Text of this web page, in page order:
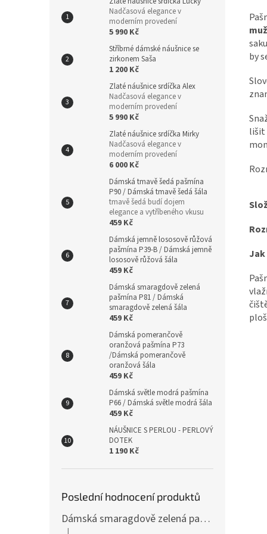
Nadčasová elegance v
moderním provedení
5 990 Kč
Stříbrné dámské náušnice se
zirkonem Saša
1 200 Kč
Zlaté náušnice srdíčka Alex
Nadčasová elegance v
moderním provedení
5 990 Kč
Zlaté náušnice srdíčka Mirky
Nadčasová elegance v
moderním provedení
6 000 Kč
Dámská tmavě šedá pašmína
P90 / Dámská tmavě šedá šála
tmavě šedá budí dojem
elegance a vytříbeného vkusu
459 Kč
Dámská jemně lososově růžová
pašmína P39-B / Dámská jemně
lososově růžová šála
459 Kč
Dámská smaragdově zelená
pašmína P81 / Dámská
smaragdově zelená šála
459 Kč
Dámská pomerančově
oranžová pašmína P73
/Dámská pomerančově
oranžová šála
459 Kč
Dámská světle modrá pašmína
P66 / Dámská světle modrá šála
459 Kč
NÁUŠNICE S PERLOU - PERLOVÝ
DOTEK
1 190 Kč
Poslední hodnocení produktů
Dámská smaragdově zelená pašmína P81 / Dámská smaragdově zelená šála
|
by
lišit